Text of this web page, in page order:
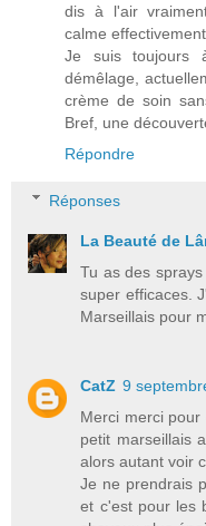
dis à l'air
calme
Je suis toujours
démêlage,
crème de soin
Bref, une
Répondre
Réponses
La Beauté de
Tu as des
super efficaces.
Marseillais pour
CatZ 9
Merci merci
petit marseillais
alors autant voir
Je ne prendrais
et c'est pour les